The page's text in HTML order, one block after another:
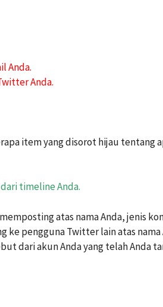
Anda.
Anda.
item yang disorot hijau tentang
timeline Anda.
atas nama Anda, jenis
ke pengguna Twitter lain atas
dari akun Anda yang telah Anda